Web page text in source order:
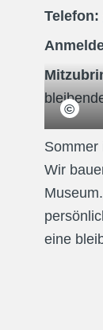
Telefon:
©
Sommer
Wir
eine